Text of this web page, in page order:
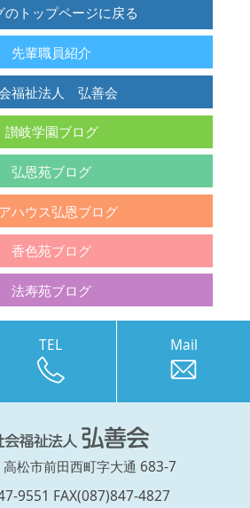
のトップページに戻る
先輩職員紹介
福祉法人 弘善会
讃岐学園ブログ
弘恩苑ブログ
ハウス弘恩ブログ
香色苑ブログ
法寿苑ブログ
TEL Mail
松市前田西町字大通 683-7
9551 FAX(087)847-4827